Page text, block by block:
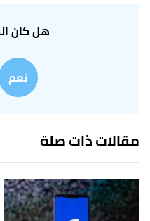
on your iPhone"
support.snapchat.com
Retrieved 24/5/2021.
"How to Use Bitmoji with
Friends",
s/www.wikihow.com,
Retrieved 24/5/2021.
هل كان
نعم
مقالات ذات صلة